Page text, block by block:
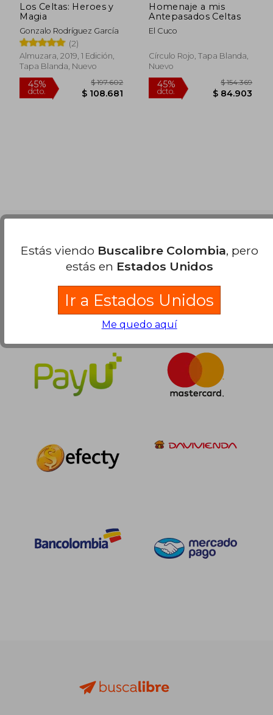
Los Celtas: Heroes y
Magia
Gonzalo Rodríguez García
(2)
Almuzara, 2019, 1 Edición,
Tapa Blanda, Nuevo
Homenaje a mis
Antepasados Celtas
El Cuco
Círculo Rojo, Tapa Blanda,
Nuevo
Estás viendo Buscalibre Colombia, pero
estás en Estados Unidos
Ir a Estados Unidos
Me quedo aquí